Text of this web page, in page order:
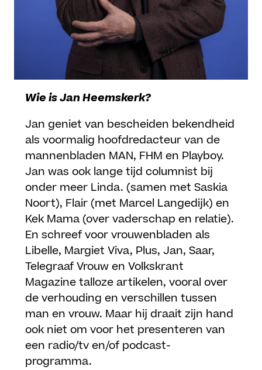
Wie is Jan Heemskerk?
Jan geniet van bescheiden bekendheid
als voormalig hoofdredacteur van de
mannenbladen MAN, FHM en Playboy.
Jan was ook lange tijd columnist bij
onder meer Linda. (samen met Saskia
Noort), Flair (met Marcel Langedijk) en
Kek Mama (over vaderschap en relatie).
En schreef voor vrouwenbladen als
Libelle, Margiet Viva, Plus, Jan, Saar,
Telegraaf Vrouw en Volkskrant
Magazine talloze artikelen, vooral over
de verhouding en verschillen tussen
man en vrouw. Maar hij draait zijn hand
ook niet om voor het presenteren van
een radio/tv en/of podcast-
programma.